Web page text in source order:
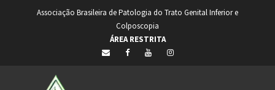
Associação Brasileira de Patologia do Trato Genital Inferior e
Colposcopia
ÁREA RESTRITA